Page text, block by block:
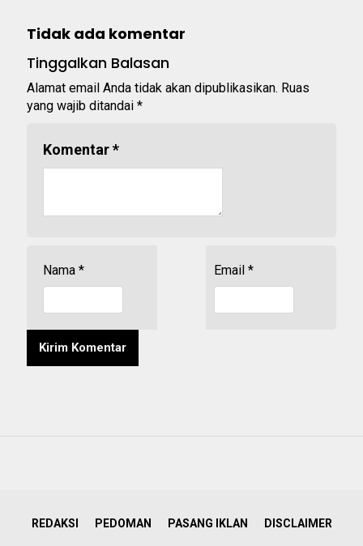
Tidak ada komentar
Tinggalkan Balasan
Alamat email Anda tidak akan dipublikasikan. Ruas
yang wajib ditandai *
Komentar*
Nama * Email *
REDAKSI PEDOMAN PASANG IKLAN DISCLAIMER